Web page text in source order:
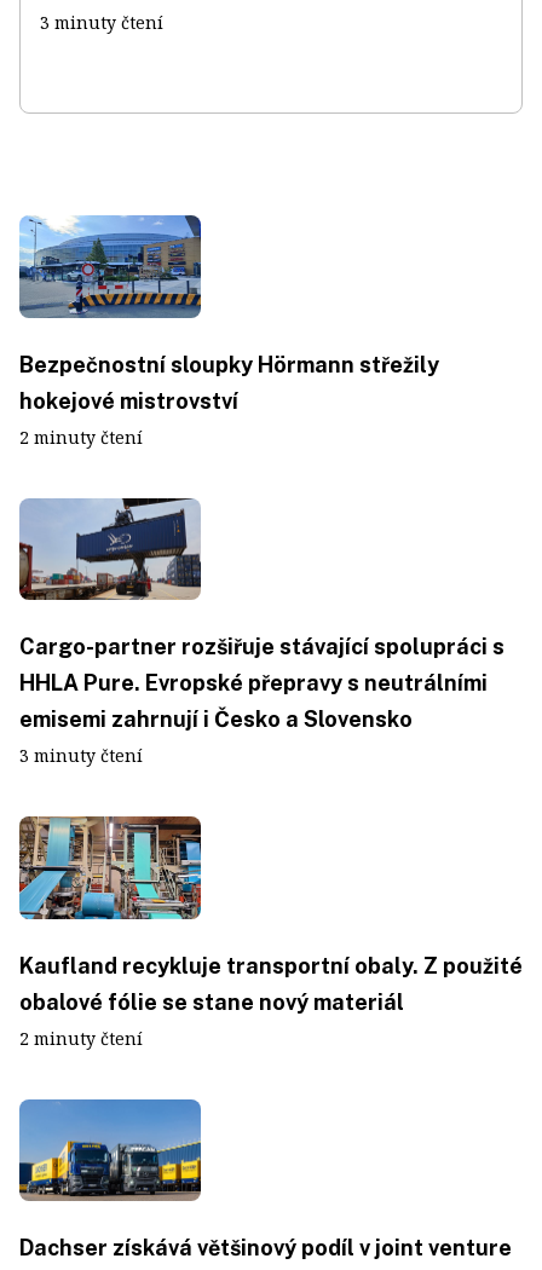
3 minuty čtení
Bezpečnostní sloupky Hörmann střežily
hokejové mistrovství
2 minuty čtení
Cargo-partner rozšiřuje stávající spolupráci s
HHLA Pure. Evropské přepravy s neutrálními
emisemi zahrnují i Česko a Slovensko
3 minuty čtení
Kaufland recykluje transportní obaly. Z použité
obalové fólie se stane nový materiál
2 minuty čtení
Dachser získává většinový podíl v joint venture